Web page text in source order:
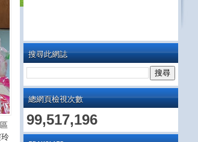
搜尋此網誌
總網頁檢視次數
99,517,196